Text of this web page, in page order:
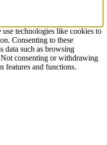
technologies like cookies to
Consenting to these
data such as browsing
consenting or withdrawing
features and functions.